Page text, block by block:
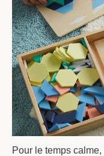
Pour le temps